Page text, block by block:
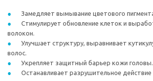
Замедляет вымывание цветового
Стимулирует обновление клеток и
волокон.
Улучшает структуру, выравнивает
волос.
Укрепляет защитный барьер кожи головы.
Останавливает разрушительное